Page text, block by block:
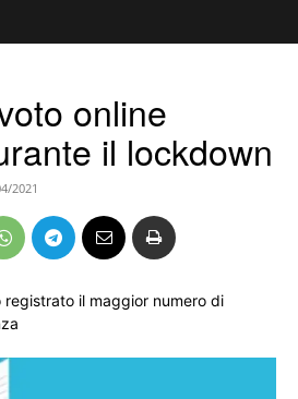
online
il lockdown
2021
registrato il maggior numero di